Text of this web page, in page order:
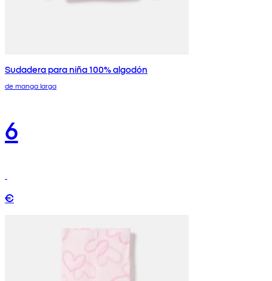
Sudadera para niña 100% algodón
de manga larga
6
€